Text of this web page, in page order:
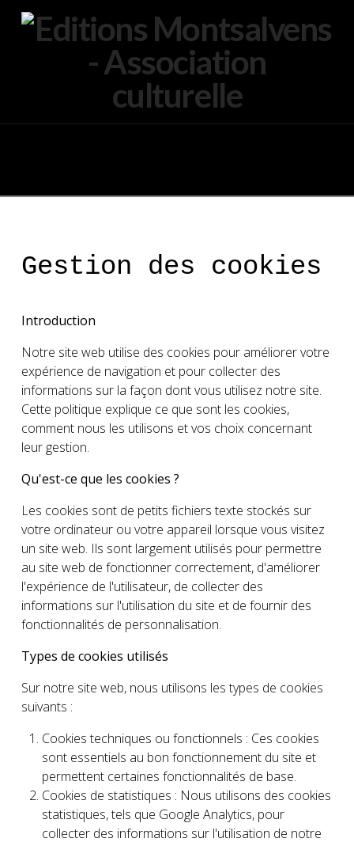
Gestion des cookies
Introduction
Notre site web utilise des cookies pour améliorer votre
expérience de navigation et pour collecter des
informations sur la façon dont vous utilisez notre site.
Cette politique explique ce que sont les cookies,
comment nous les utilisons et vos choix concernant
leur gestion.
Qu'est-ce que les cookies ?
Les cookies sont de petits fichiers texte stockés sur
votre ordinateur ou votre appareil lorsque vous visitez
un site web. Ils sont largement utilisés pour permettre
au site web de fonctionner correctement, d'améliorer
l'expérience de l'utilisateur, de collecter des
informations sur l'utilisation du site et de fournir des
fonctionnalités de personnalisation.
Types de cookies utilisés
Sur notre site web, nous utilisons les types de cookies
suivants :
Cookies techniques ou fonctionnels : Ces cookies
sont essentiels au bon fonctionnement du site et
permettent certaines fonctionnalités de base.
Cookies de statistiques : Nous utilisons des cookies
statistiques, tels que Google Analytics, pour
collecter des informations sur l'utilisation de notre